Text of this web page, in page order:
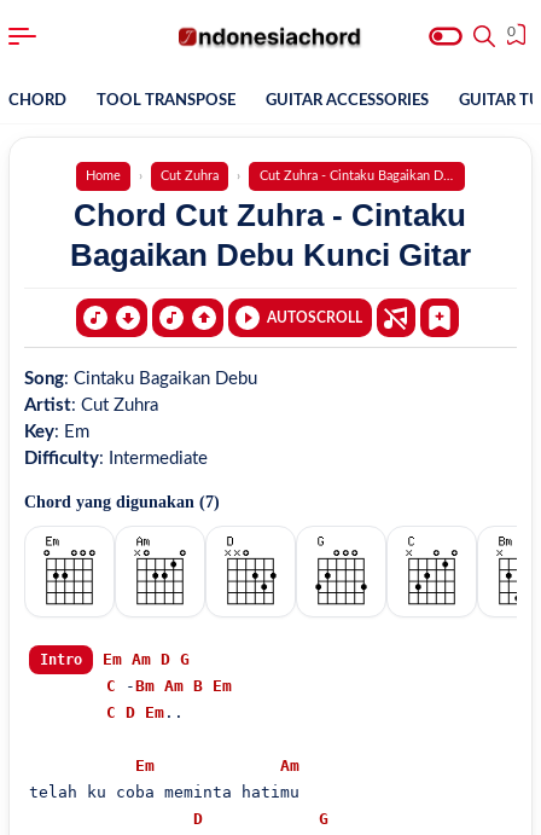
0
CHORD TOOL TRANSPOSE GUITAR ACCESSORIES GUITAR
Home Cut Zuhra Cut Zuhra - Cintaku Bagaikan Debu
Chord Cut Zuhra - Cintaku
Bagaikan Debu Kunci Gitar
AUTOSCROLL
Song: Cintaku Bagaikan Debu
Artist: Cut Zuhra
Key: Em
Difficulty: Intermediate
Chord yang digunakan (7)
Intro Em Am D G
C -Bm Am B
Em
C D Em..
Em
Am
telah ku coba meminta hatimu
D
G